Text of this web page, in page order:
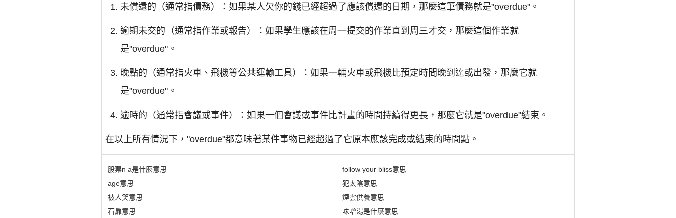
未償還的（通常指債務）：如果某人欠你的錢已經超過了應該償還的日期，那麼這筆債務就是"overdue"。
逾期未交的（通常指作業或報告）：如果學生應該在周一提交的作業直到周三才交，那麼這個作業就
是"overdue"。
晚點的（通常指火車、飛機等公共運輸工具）：如果一輛火車或飛機比預定時間晚到達或出發，那麼它就
是"overdue"。
逾時的（通常指會議或事件）：如果一個會議或事件比計畫的時間持續得更長，那麼它就是"overdue"結束。
在以上所有情況下，"overdue"都意味著某件事物已經超過了它原本應該完成或結束的時間點。
股票n a是什麼意思
age意思
被人笑意思
石扉意思
follow your bliss意思
犯太陰意思
煙雲供養意思
味噌湯是什麼意思